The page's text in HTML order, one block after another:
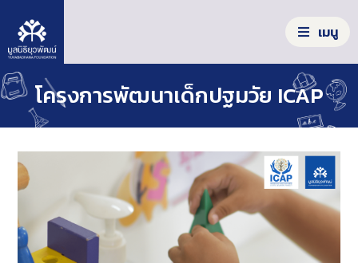
t
o
o
เมนู
S
e
c
h
f
r
รู้จักมูลนิธิ
เครื่องมือสร้างโอกาส
ผลลัพธ์จากความร่วมมือ
ร่วมลงมือทำ
โครงการพัฒนาเด็กปฐมวัย ICAP